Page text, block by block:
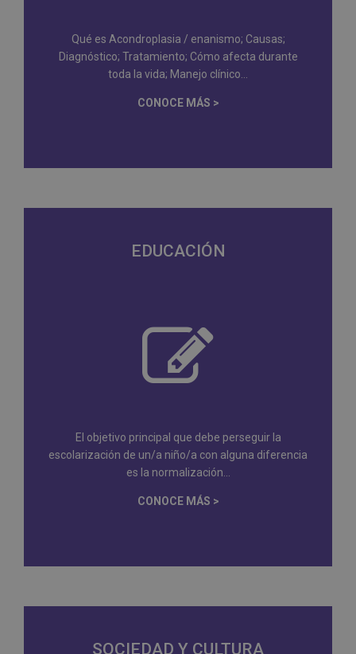
Qué es Acondroplasia / enanismo; Causas;
Diagnóstico; Tratamiento; Cómo afecta durante
toda la vida; Manejo clínico...
CONOCE MÁS >
EDUCACIÓN
El objetivo principal que debe perseguir la
escolarización de un/a niño/a con alguna diferencia
es la normalización...
CONOCE MÁS >
SOCIEDAD Y CULTURA